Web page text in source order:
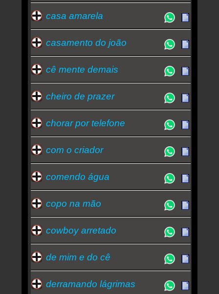
casa amarela
casamento do joão
cê mente demais
cheiro de prazer
chorar por telefone
com o criador
comendo água
copo na mão
cowboy arretado
de mim e do cê
derramando lágrimas